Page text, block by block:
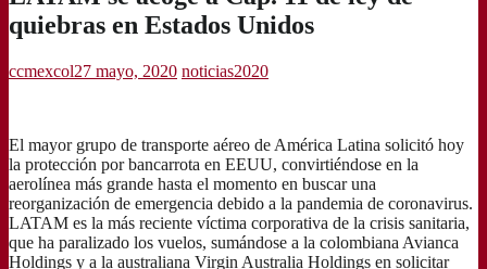
quiebras en Estados Unidos
ccmexcol27 mayo, 2020 noticias2020
El mayor grupo de transporte aéreo de América Latina solicitó hoy
la protección por bancarrota en EEUU, convirtiéndose en la
aerolínea más grande hasta el momento en buscar una
reorganización de emergencia debido a la pandemia de coronavirus.
LATAM es la más reciente víctima corporativa de la crisis sanitaria,
que ha paralizado los vuelos, sumándose a la colombiana Avianca
Holdings y a la australiana Virgin Australia Holdings en solicitar